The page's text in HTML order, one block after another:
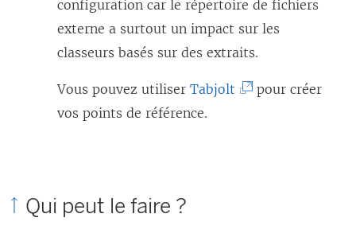
configuration car le répertoire de fichiers
externe a surtout un impact sur les
classeurs basés sur des extraits.
Vous pouvez utiliser Tabjolt
pour créer
vos points de référence.
Qui peut le faire ?